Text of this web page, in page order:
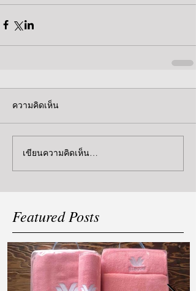
ความคิดเห็น
เขียนความคิดเห็น…
Featured Posts